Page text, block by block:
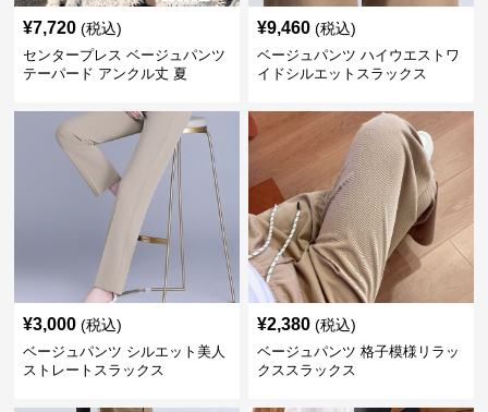
¥7,720 (税込)
センタープレス ベージュパンツ
テーパード アンクル丈 夏
¥9,460 (税込)
ベージュパンツ ハイウエストワ
イドシルエットスラックス
¥3,000 (税込)
ベージュパンツ シルエット美人
ストレートスラックス
¥2,380 (税込)
ベージュパンツ 格子模様リラッ
クススラックス